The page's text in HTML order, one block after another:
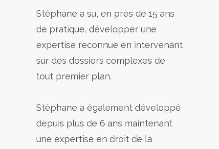
Stéphane a su, en près de 15 ans
de pratique, développer une
expertise reconnue en intervenant
sur des dossiers complexes de
tout premier plan.
Stéphane a également développé
depuis plus de 6 ans maintenant
une expertise en droit de la